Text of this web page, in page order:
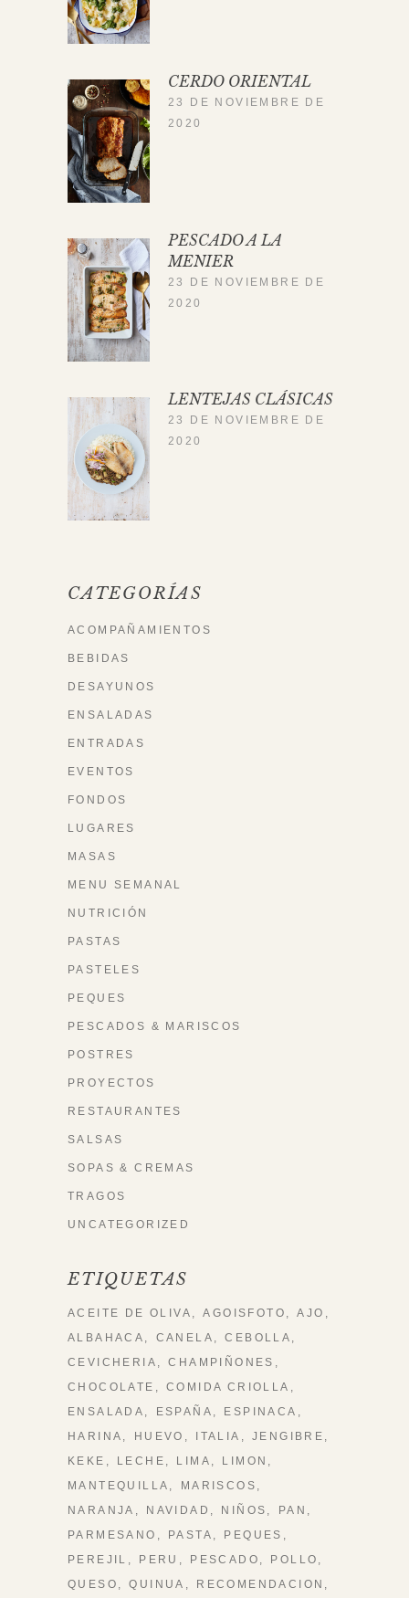
CERDO ORIENTAL
23 DE NOVIEMBRE DE
2020
PESCADO A LA
MENIER
23 DE NOVIEMBRE DE
2020
LENTEJAS CLÁSICAS
23 DE NOVIEMBRE DE
2020
CATEGORÍAS
ACOMPAÑAMIENTOS
BEBIDAS
DESAYUNOS
ENSALADAS
ENTRADAS
EVENTOS
FONDOS
LUGARES
MASAS
MENU SEMANAL
NUTRICIÓN
PASTAS
PASTELES
PEQUES
PESCADOS & MARISCOS
POSTRES
PROYECTOS
RESTAURANTES
SALSAS
SOPAS & CREMAS
TRAGOS
UNCATEGORIZED
ETIQUETAS
ACEITE DE OLIVA AGOISFOTO
AJO
ALBAHACA
CANELA
CEBOLLA
CEVICHERIA
CHAMPIÑONES
CHOCOLATE
COMIDA CRIOLLA
ENSALADA
ESPAÑA
ESPINACA
HARINA
HUEVO ITALIA
JENGIBRE
KEKE
LECHE LIMA
LIMON
MANTEQUILLA
MARISCOS
NARANJA
NAVIDAD NIÑOS
PAN
PARMESANO
PASTA
PEQUES
PEREJIL
PERU PESCADO
POLLO
QUESO
QUINUA RECOMENDACION